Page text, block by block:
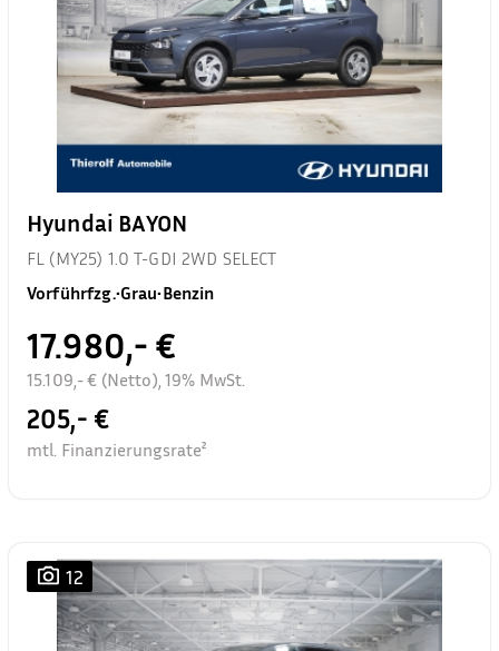
Hyundai BAYON
FL (MY25) 1.0 T-GDI 2WD SELECT
Vorführfzg.•Grau•Benzin
17.980,- €
15.109,- € (Netto), 19% MwSt.
205,- €
mtl. Finanzierungsrate²
12